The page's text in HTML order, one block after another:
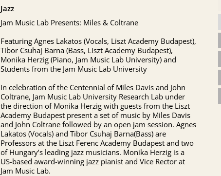
Jazz
Jam Music Lab Presents: Miles & Coltrane
Featuring Agnes Lakatos (Vocals, Liszt Academy Budapest),
Tibor Csuhaj Barna (Bass, Liszt Academy Budapest),
Monika Herzig (Piano, Jam Music Lab University) and
Students from the Jam Music Lab University
In celebration of the Centennial of Miles Davis and John
Coltrane, Jam Music Lab University Research Lab under
the direction of Monika Herzig with guests from the Liszt
Academy Budapest present a set of music by Miles Davis
and John Coltrane followed by an open jam session. Agnes
Lakatos (Vocals) and Tibor Csuhaj Barna(Bass) are
Professors at the Liszt Ferenc Academy Budapest and two
of Hungary’s leading jazz musicians. Monika Herzig is a
US-based award-winning jazz pianist and Vice Rector at
Jam Music Lab.